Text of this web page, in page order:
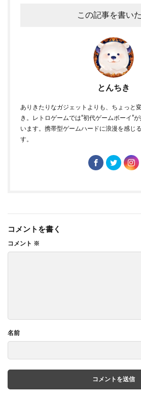
この記事を書い
とんちき
ありきたりなガジェットよりも、ちょっと
き。レトロゲームでは“初代ゲームボーイ”
います。携帯型ゲームハードに浪漫を感じ
す。
コメントを書く
コメント ※
名前